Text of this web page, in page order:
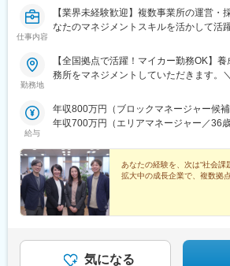
仕事内容
【業界未経験歓迎】複数事業所の運営
なたのマネジメントスキルを活かして活
勤務地
【全国拠点で活躍！マイカー勤務OK】
務所をマネジメントしていただきます。
《養成期間中の勤務地》現在は東京、横
で行っていますが、ご希望に合わせて、
気軽にご相談ください。《養成期間後の
が対象※現在お住まいの地域又はジェネラ
上決定《配属事業部について》障害福祉
護」と「グループホーム」、高齢者事業
展開しています。配属に関しては、適性
の事業部を決定。あなたの適性や能力を
なる点はご相談ください。☆引越し手当
あり（無料）
給与
年収800万円（ブロックマネージャー候
年収700万円（エリアマネージャー／36
あなたの経験を、次は“社会課
拡大中の成長企業で、複数拠
気になる